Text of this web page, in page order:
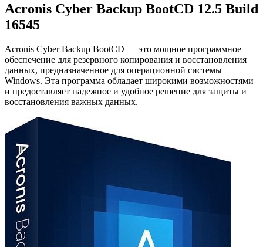
Acronis Cyber Backup BootCD 12.5 Build
16545
Acronis Cyber Backup BootCD — это мощное программное
обеспечение для резервного копирования и восстановления
данных, предназначенное для операционной системы
Windows. Эта программа обладает широкими возможностями
и предоставляет надежное и удобное решение для защиты и
восстановления важных данных.